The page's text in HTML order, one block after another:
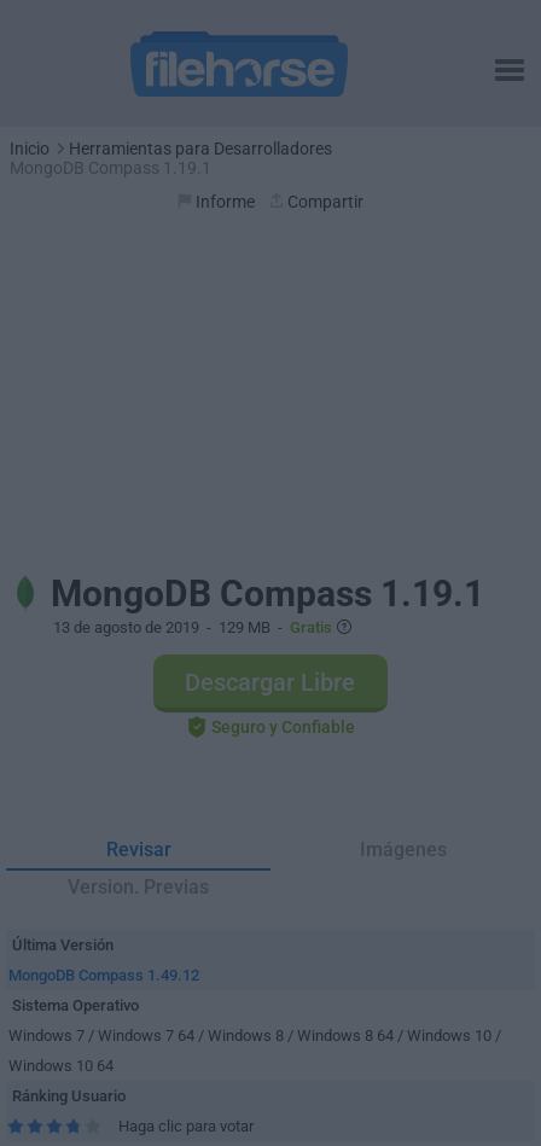
Inicio
Herramientas para Desarrolladores
MongoDB Compass 1.19.1
Informe
Compartir
MongoDB Compass 1.19.1
13 de agosto de 2019 - 129 MB - Gratis
Descargar Libre
Seguro y Confiable
Revisar
Imágenes
Version. Previas
Última Versión
MongoDB Compass 1.49.12
Sistema Operativo
Windows 7 / Windows 7 64 / Windows 8 / Windows 8 64 / Windows 10 /
Windows 10 64
Ránking Usuario
Haga clic para votar